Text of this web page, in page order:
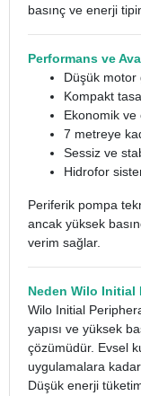
basınç ve enerji
Performans ve
Düşük motor
Kompakt
Ekonomik ve
7 metreye
Sessiz ve
Hidrofor
Periferik pompa
ancak yüksek
verim sağlar.
Neden Wilo Initial
Wilo Initial
yapısı ve yüksek
çözümüdür. Evsel
uygulamalara
Düşük enerji